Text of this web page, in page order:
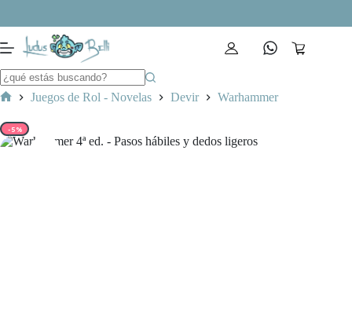
contenido
Carro
Juegos de Rol - Novelas Devir Warhammer
-5%